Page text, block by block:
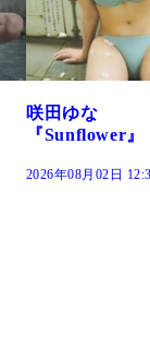
藤水咲桜『花
だまり』
2026年08月02日